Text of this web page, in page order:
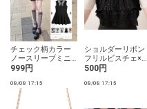
チェック柄カラー
ノースリーブミニ
ワンピース
999円
ショルダーリボン
フリルビスチェ×ト
ップスアンサンブ
500円
08/08 17:15 08/08 17:15